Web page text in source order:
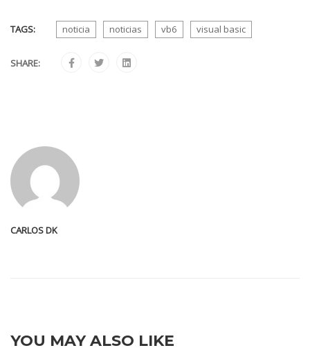
TAGS: noticia noticias vb6 visual basic
SHARE:
CARLOS DK
YOU MAY ALSO LIKE